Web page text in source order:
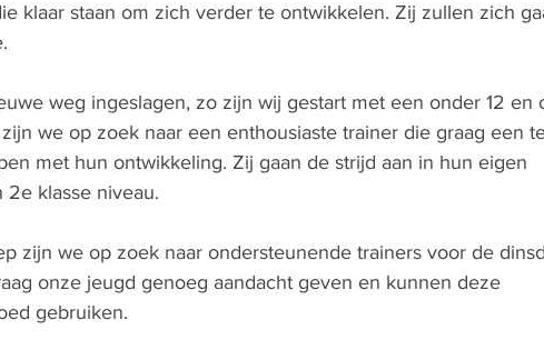
klaar staan om zich verder te ontwikkelen. Zij zullen zich
weg ingeslagen, zo zijn wij gestart met een onder 12 en
zijn we op zoek naar een enthousiaste trainer die graag een
met hun ontwikkeling. Zij gaan de strijd aan in hun eigen
klasse niveau.
zijn we op zoek naar ondersteunende trainers voor de
onze jeugd genoeg aandacht geven en kunnen deze
gebruiken.